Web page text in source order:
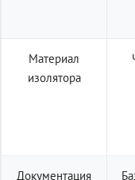
Материал
изолятора
Документация